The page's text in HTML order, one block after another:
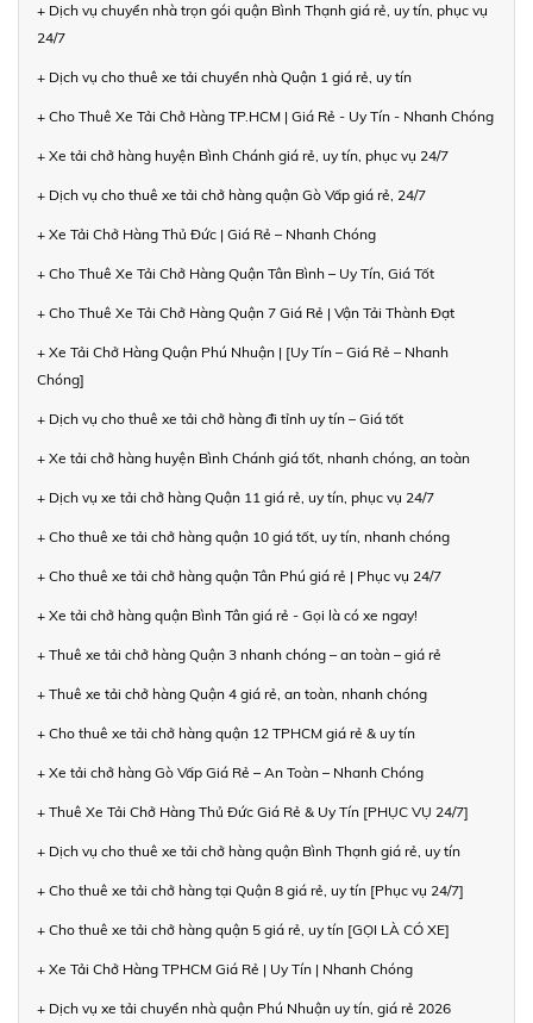
+ Dịch vụ chuyển nhà trọn gói quận Bình Thạnh giá rẻ, uy tín, phục vụ
24/7
+ Dịch vụ cho thuê xe tải chuyển nhà Quận 1 giá rẻ, uy tín
+ Cho Thuê Xe Tải Chở Hàng TP.HCM | Giá Rẻ - Uy Tín - Nhanh Chóng
+ Xe tải chở hàng huyện Bình Chánh giá rẻ, uy tín, phục vụ 24/7
+ Dịch vụ cho thuê xe tải chở hàng quận Gò Vấp giá rẻ, 24/7
+ Xe Tải Chở Hàng Thủ Đức | Giá Rẻ – Nhanh Chóng
+ Cho Thuê Xe Tải Chở Hàng Quận Tân Bình – Uy Tín, Giá Tốt
+ Cho Thuê Xe Tải Chở Hàng Quận 7 Giá Rẻ | Vận Tải Thành Đạt
+ Xe Tải Chở Hàng Quận Phú Nhuận | [Uy Tín – Giá Rẻ – Nhanh
Chóng]
+ Dịch vụ cho thuê xe tải chở hàng đi tỉnh uy tín – Giá tốt
+ Xe tải chở hàng huyện Bình Chánh giá tốt, nhanh chóng, an toàn
+ Dịch vụ xe tải chở hàng Quận 11 giá rẻ, uy tín, phục vụ 24/7
+ Cho thuê xe tải chở hàng quận 10 giá tốt, uy tín, nhanh chóng
+ Cho thuê xe tải chở hàng quận Tân Phú giá rẻ | Phục vụ 24/7
+ Xe tải chở hàng quận Bình Tân giá rẻ - Gọi là có xe ngay!
+ Thuê xe tải chở hàng Quận 3 nhanh chóng – an toàn – giá rẻ
+ Thuê xe tải chở hàng Quận 4 giá rẻ, an toàn, nhanh chóng
+ Cho thuê xe tải chở hàng quận 12 TPHCM giá rẻ & uy tín
+ Xe tải chở hàng Gò Vấp Giá Rẻ – An Toàn – Nhanh Chóng
+ Thuê Xe Tải Chở Hàng Thủ Đức Giá Rẻ & Uy Tín [PHỤC VỤ 24/7]
+ Dịch vụ cho thuê xe tải chở hàng quận Bình Thạnh giá rẻ, uy tín
+ Cho thuê xe tải chở hàng tại Quận 8 giá rẻ, uy tín [Phục vụ 24/7]
+ Cho thuê xe tải chở hàng quận 5 giá rẻ, uy tín [GỌI LÀ CÓ XE]
+ Xe Tải Chở Hàng TPHCM Giá Rẻ | Uy Tín | Nhanh Chóng
+ Dịch vụ xe tải chuyển nhà quận Phú Nhuận uy tín, giá rẻ 2026